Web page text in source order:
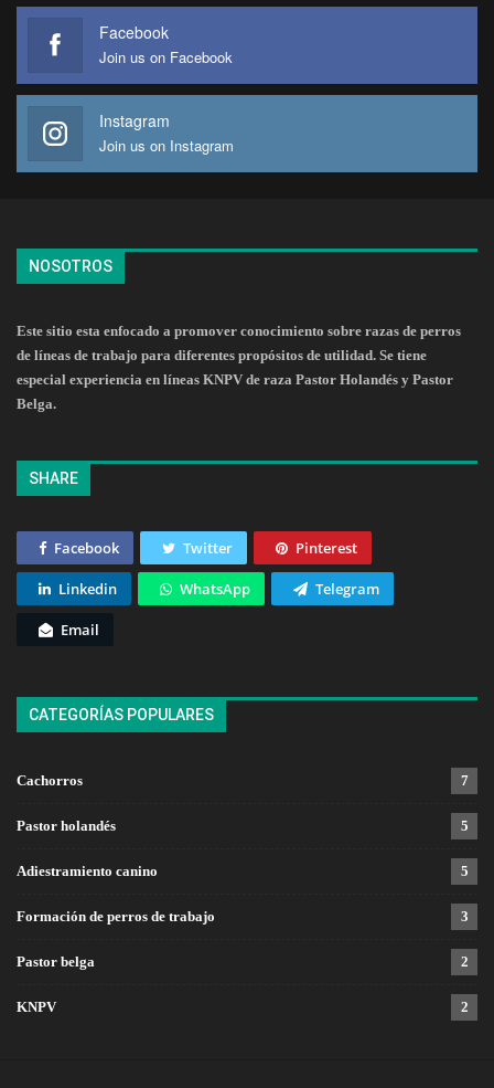
Facebook
Join us on Facebook
Instagram
Join us on Instagram
NOSOTROS
Este sitio esta enfocado a promover conocimiento sobre razas de perros
de líneas de trabajo para diferentes propósitos de utilidad. Se tiene
especial experiencia en líneas KNPV de raza Pastor Holandés y Pastor
Belga.
SHARE
Facebook Twitter Pinterest
Linkedin WhatsApp Telegram
Email
CATEGORÍAS POPULARES
Cachorros 7
Pastor holandés 5
Adiestramiento canino 5
Formación de perros de trabajo 3
Pastor belga 2
KNPV 2